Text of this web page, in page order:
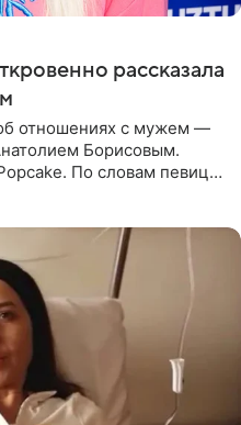
рассказала
отношениях с мужем —
Борисовым.
По словам певицы,